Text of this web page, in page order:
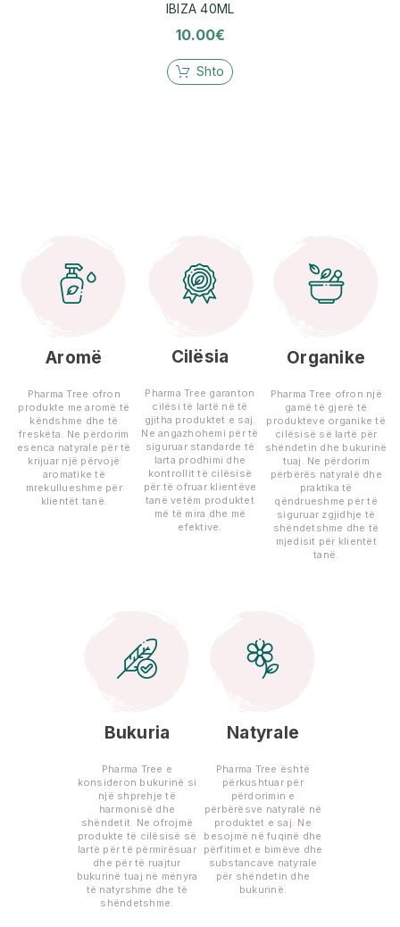
IBIZA 40ML
10.00€
Shto
Aromë
Pharma Tree ofron
produkte me aromë të
këndshme dhe të
freskëta. Ne përdorim
esenca natyrale për të
krijuar një përvojë
aromatike të
mrekullueshme për
klientët tanë.
Cilësia
Pharma Tree garanton
cilësi të lartë në të
gjitha produktet e saj.
Ne angazhohemi për të
siguruar standarde të
larta prodhimi dhe
kontrollit të cilësisë
për të ofruar klientëve
tanë vetëm produktet
më të mira dhe më
efektive.
Organike
Pharma Tree ofron një
gamë të gjerë të
produkteve organike të
cilësisë së lartë për
shëndetin dhe bukurinë
tuaj. Ne përdorim
përbërës natyralë dhe
praktika të
qëndrueshme për të
siguruar zgjidhje të
shëndetshme dhe të
mjedisit për klientët
tanë.
Bukuria
Pharma Tree e
konsideron bukurinë si
një shprehje të
harmonisë dhe
shëndetit. Ne ofrojmë
produkte të cilësisë së
lartë për të përmirësuar
dhe për të ruajtur
bukurinë tuaj në mënyra
të natyrshme dhe të
shëndetshme.
Natyrale
Pharma Tree është
përkushtuar për
përdorimin e
përbërësve natyralë në
produktet e saj. Ne
besojmë në fuqinë dhe
përfitimet e bimëve dhe
substancave natyrale
për shëndetin dhe
bukurinë.